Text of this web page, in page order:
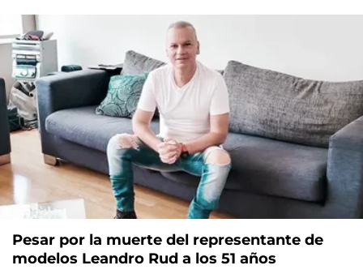
Pesar por la muerte del representante de
modelos Leandro Rud a los 51 años